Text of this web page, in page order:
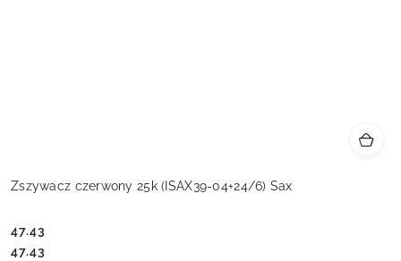
Zszywacz czerwony 25k (ISAX39-04+24/6) Sax
Cena:
47.43
Cena:
47.43